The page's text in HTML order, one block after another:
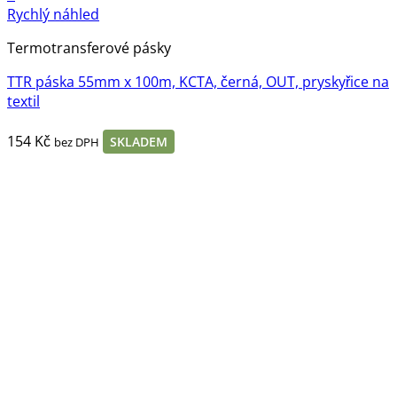
Rychlý náhled
Termotransferové pásky
TTR páska 55mm x 100m, KCTA, černá, OUT, pryskyřice na
textil
154 Kč bez DPH SKLADEM